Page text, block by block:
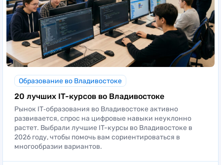
Образование во Владивостоке
20 лучших IT-курсов во Владивостоке
Рынок IT‑образования во Владивостоке активно
развивается, спрос на цифровые навыки неуклонно
растет. Выбрали лучшие IT-курсы во Владивостоке в
2026 году, чтобы помочь вам сориентироваться в
многообразии вариантов.